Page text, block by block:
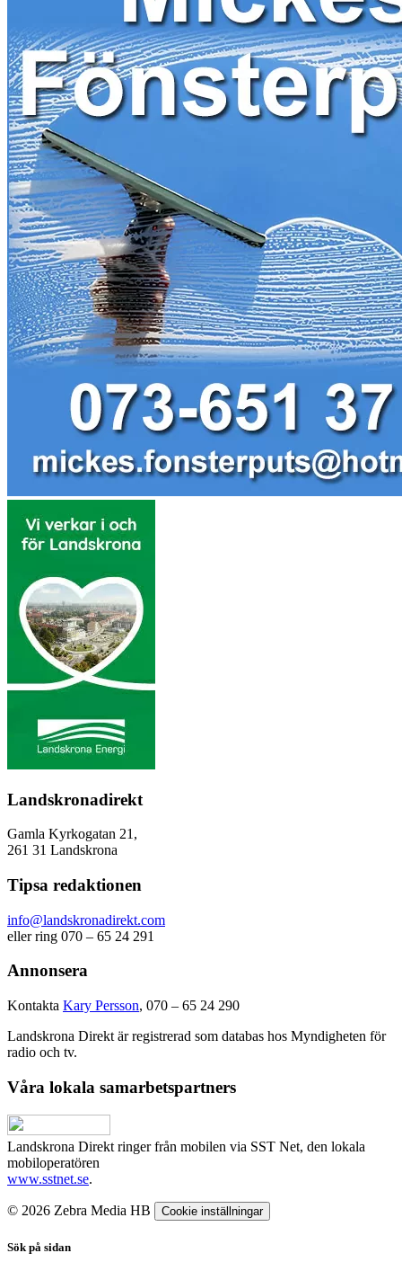
Landskronadirekt
Gamla Kyrkogatan 21,
261 31 Landskrona
Tipsa redaktionen
info@landskronadirekt.com
eller ring 070 – 65 24 291
Annonsera
Kontakta Kary Persson, 070 – 65 24 290
Landskrona Direkt är registrerad som databas hos Myndigheten för
radio och tv.
Våra lokala samarbetspartners
Landskrona Direkt ringer från mobilen via SST Net, den lokala
mobiloperatören
www.sstnet.se.
© 2026 Zebra Media HB Cookie inställningar
Sök på sidan